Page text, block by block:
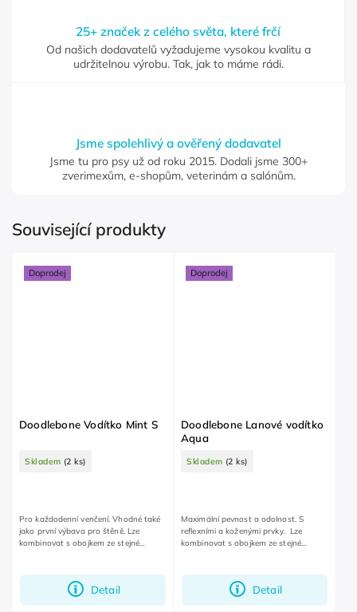
25+ značek z celého světa, které frčí
Od našich dodavatelů vyžadujeme vysokou kvalitu a
udržitelnou výrobu. Tak, jak to máme rádi.
Jsme spolehlivý a ověřený dodavatel
Jsme tu pro psy už od roku 2015. Dodali jsme 300+
zverimexům, e-shopům, veterinám a salónům.
Související produkty
Doprodej
Doodlebone Vodítko Mint S
Skladem (2 ks)
Detail
Pro každodenní venčení. Vhodné také
jako první výbava pro štěně. Lze
kombinovat s obojkem ze stejné
Doprodej
Doodlebone Lanové vodítko
Aqua
Skladem (2 ks)
Detail
Maximální pevnost a odolnost. S
reflexními a koženými prvky. Lze
kombinovat s obojkem ze stejné